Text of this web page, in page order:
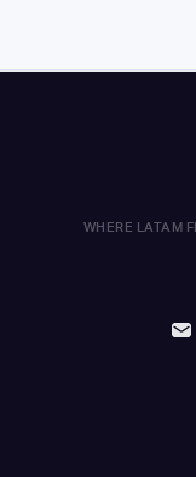
WHERE LATAM